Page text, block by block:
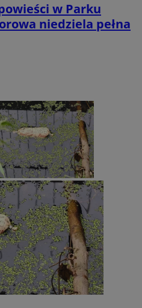
w Parku
niedziela pełna